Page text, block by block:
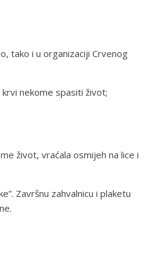
tako i u organizaciji Crvenog
nekome spasiti život;
život, vraćala osmijeh na lice i
Završnu zahvalnicu i plaketu